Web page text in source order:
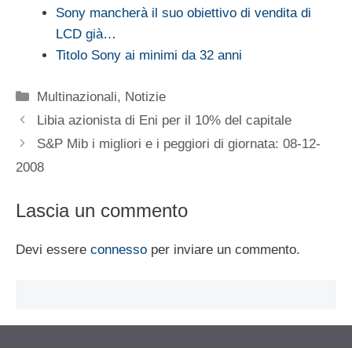
Sony mancherà il suo obiettivo di vendita di
LCD già…
Titolo Sony ai minimi da 32 anni
Categorie
Multinazionali, Notizie
Libia azionista di Eni per il 10% del capitale
S&P Mib i migliori e i peggiori di giornata: 08-12-
2008
Lascia un commento
Devi essere connesso per inviare un commento.